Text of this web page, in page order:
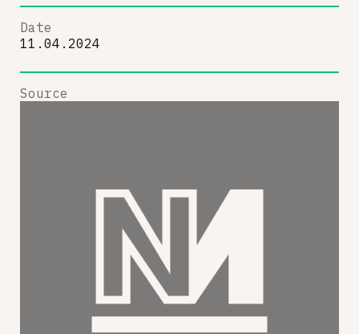
Date
11.04.2024
Source